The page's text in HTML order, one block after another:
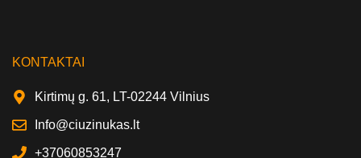
KONTAKTAI
Kirtimų g. 61, LT-02244 Vilnius
Info@ciuzinukas.lt
+37060853247